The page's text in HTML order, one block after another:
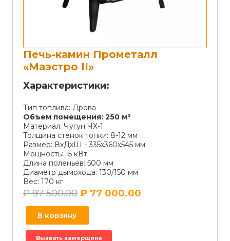
Печь-камин Прометалл
«Маэстро II»
Характеристики:
Тип топлива: Дрова
Объем помещения: 250 м³
Материал: Чугун ЧХ-1
Толщина стенок топки: 8-12 мм
Размер: ВхДхШ - 335х360х545 мм
Мощность: 15 кВт
Длина поленьев: 500 мм
Диаметр дымохода: 130/150 мм
Вес: 170 кг
₽97 500.00 ₽ 77 000.00
В корзину
Вызвать замерщика